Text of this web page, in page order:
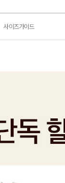
사이즈가이드